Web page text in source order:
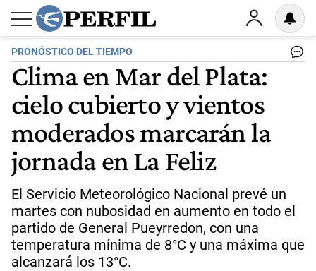
PRONÓSTICO DEL TIEMPO
Clima en Mar del Plata:
cielo cubierto y vientos
moderados marcarán la
jornada en La Feliz
El Servicio Meteorológico Nacional prevé un
martes con nubosidad en aumento en todo el
partido de General Pueyrredon, con una
temperatura mínima de 8°C y una máxima que
alcanzará los 13°C.